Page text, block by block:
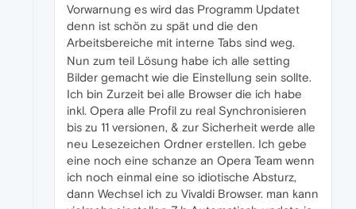
Vorwarnung es wird das Programm Updatet
denn ist schön zu spät und die den
Arbeitsbereiche mit interne Tabs sind weg.
Nun zum teil Lösung habe ich alle setting
Bilder gemacht wie die Einstellung sein sollte.
Ich bin Zurzeit bei alle Browser die ich habe
inkl. Opera alle Profil zu real Synchronisieren
bis zu 11 versionen, & zur Sicherheit werde alle
neu Lesezeichen Ordner erstellen. Ich gebe
eine noch eine schanze an Opera Team wenn
ich noch einmal eine so idiotische Absturz,
dann Wechsel ich zu Vivaldi Browser. man kann